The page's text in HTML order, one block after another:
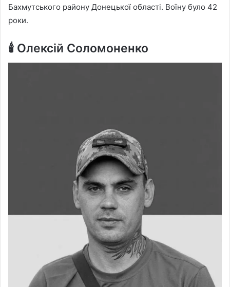
Бахмутського району Донецької області. Воїну було 42
роки.
🕯️ Олексій Соломоненко